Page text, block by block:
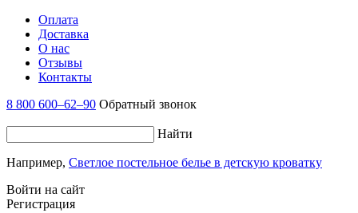
Оплата
Доставка
О нас
Отзывы
Контакты
8 800 600–62–90 Обратный звонок
Найти
Например, Светлое постельное белье в детскую кроватку
Войти на сайт
Регистрация